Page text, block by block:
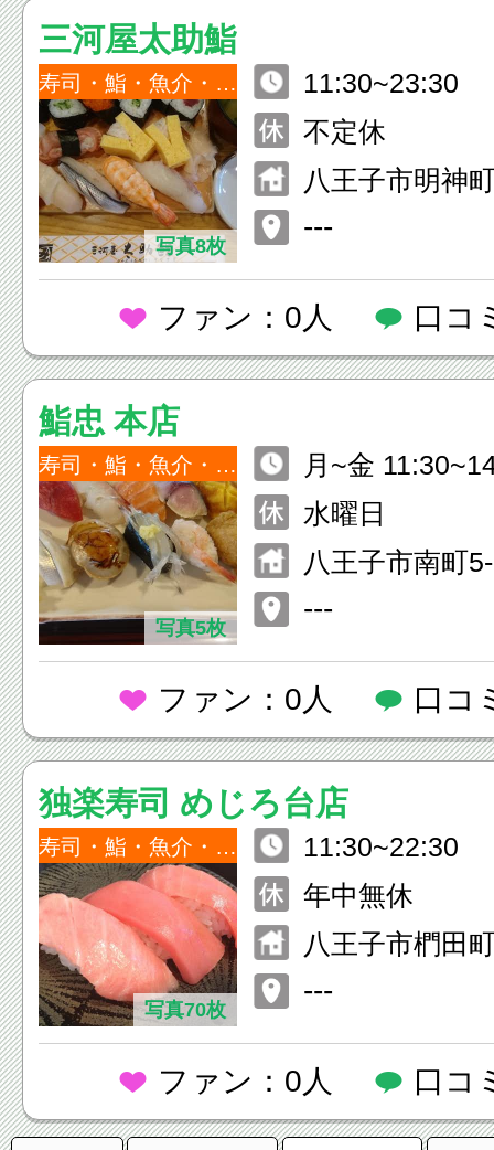
三河屋太助鮨
寿司・鮨・魚介・海鮮
写真8枚
11:30~23:30
不定休
八王子市明神
---
ファン：0人 口コ
鮨忠 本店
寿司・鮨・魚介・海鮮
写真5枚
月~金
30~20:00(L.O.) 土・日・祝
水曜日
八王子市南町
---
ファン：0人 口コ
独楽寿司 めじろ台店
寿司・鮨・魚介・海鮮
写真70枚
11:30~22:30
年中無休
八王子市椚田
---
ファン：0人 口コ